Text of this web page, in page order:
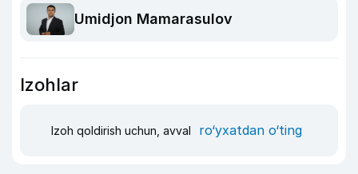
Umidjon Mamarasulov
Izohlar
Izoh qoldirish uchun, avval ro‘yxatdan o‘ting